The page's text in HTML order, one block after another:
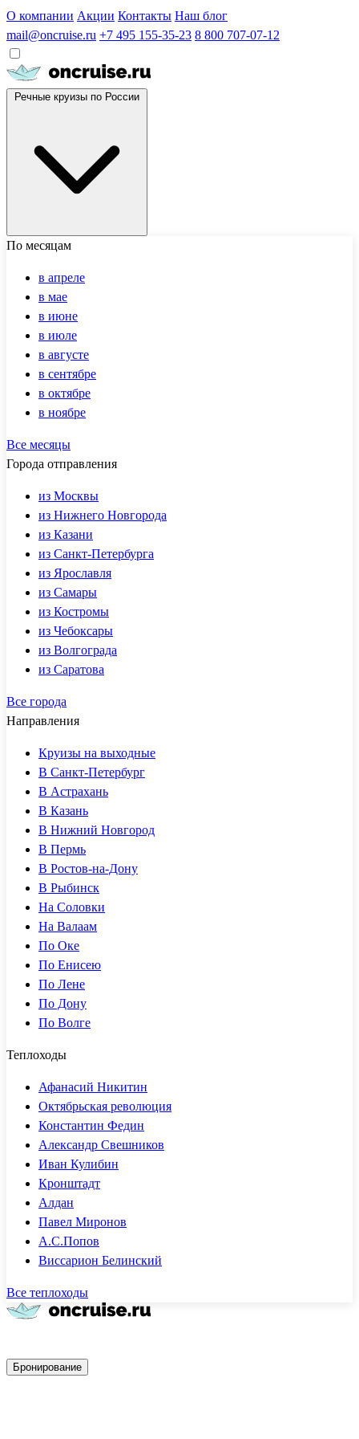
О компании Акции Контакты Наш блог
mail@oncruise.ru +7 495 155-35-23 8 800 707-07-12
По месяцам
в апреле
в мае
в июне
в июле
в августе
в сентябре
в октябре
в ноябре
Все месяцы
Города отправления
из Москвы
из Нижнего Новгорода
из Казани
из Санкт-Петербурга
из Ярославля
из Самары
из Костромы
из Чебоксары
из Волгограда
из Саратова
Все города
Направления
Круизы на выходные
В Санкт-Петербург
В Астрахань
В Казань
В Нижний Новгород
В Пермь
В Ростов-на-Дону
В Рыбинск
На Соловки
На Валаам
По Оке
По Енисею
По Лене
По Дону
По Волге
Теплоходы
Афанасий Никитин
Октябрьская революция
Константин Федин
Александр Свешников
Иван Кулибин
Кронштадт
Алдан
Павел Миронов
А.С.Попов
Виссарион Белинский
Все теплоходы
Бронирование